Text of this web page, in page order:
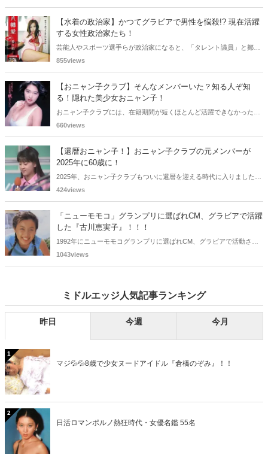
をご紹介します。
【水着の政治家】かつてグラビアで男性を悩殺!? 現在活躍
する女性政治家たち！
芸能人やスポーツ選手らが政治家になると、「タレント議員」と揶揄
されることがありますが、同時に、"タレントとしての活躍" が再注目
わどいショットで多くの男性を魅了した女性も!? 今回は、そんなグラ
ビアで活躍した女性政治家6名をご紹介します。
855views
【おニャン子クラブ】そんなメンバーいた？知る人ぞ知
る！隠れた美少女おニャン子！
おニャン子クラブには、在籍期間が短くほとんど活躍できなかったも
のの、知る人ぞ知る "美少女おニャン子" がいました。それも、強制的
子まで様々です。今回は、筆者の独断と偏見で、4人の "隠れ美少女お
ニャン子" をご紹介します。
660views
【還暦おニャン子！】おニャン子クラブの元メンバーが
2025年に60歳に！
2025年、おニャン子クラブもついに還暦を迎える時代に入りました。
おニャン子クラブの元メンバーは全員が昭和40年代生まれで、そのう
れ）の二人です。しかも、この二人には年齢以外の共通点もありま
す。さて、誰と誰でしょうか？
424views
「ニューモモコ」グランプリに選ばれCM、グラビアで活躍
した『古川恵実子』！！！
1992年にニューモモコグランプリに選ばれCM、グラビアで活動され
ていた古川恵実子さん。2010年3月頃まではラジオDJを担当されてい
1043views
ミドルエッジ人気記事ランキング
昨日 今週 今月
1
マジ💦💦8歳で少女ヌードアイドル『倉橋のぞみ』！！
2
日活ロマンポルノ熱狂時代・女優名鑑 55名